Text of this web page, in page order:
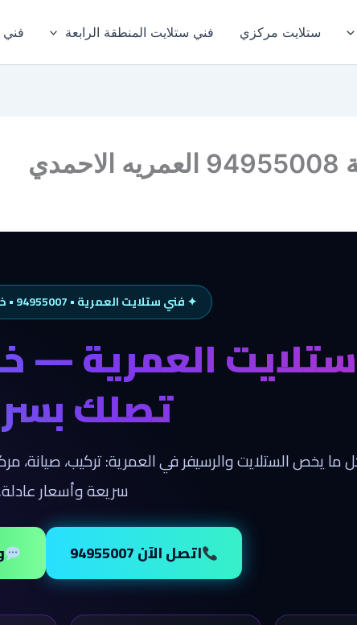
ستلايت مركزي فني ستلايت المنطقة الرابعة فني
✦ فني ستلايت العمرية • 94955007 • خدمة 24 ساعة
العمرية —
تصلك
ما يخص الستلايت والرسيفر في العمرية: تركيب،
سريعة وأسعار عادلة.
اتصل الآن 94955007